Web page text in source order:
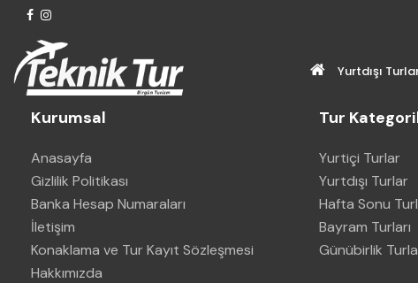
Yurtdışı
Kurumsal
Anasayfa
Gizlilik Politikası
Banka Hesap Numaraları
İletişim
Konaklama ve Tur Kayıt Sözleşmesi
Hakkımızda
Tur
Yurtiçi Turlar
Yurtdışı Turlar
Hafta Sonu
Bayram Turları
Günübirlik